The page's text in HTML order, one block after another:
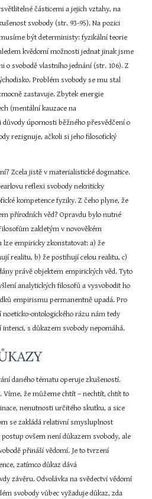
částicemi a jejich vztahy, na
svobody (str. 93-95). Na pozici
být deterministy: fyzikální teorie
kvědomí možnosti jednat jinak jsme
o svobodě vlastního jednání (str. 106). Z
Problém svobody se mu stal
zastavuje. Zbytek energie
(mentální kauzace na
úpornosti běžného přesvědčení o
rezignuje, ačkoli si jeho filosofický
Zcela jistě v materialistické dogmatice.
reflexi svobody nekriticky
kompetence fyziky. Z čeho plyne, že
přírodních věd? Opravdu bylo nutné
zakletým v novověkém
empiricky zkonstatovat: a) že
realitu, b) že postihují celou realitu, c)
právě objektem empirických věd. Tyto
analytických filosofů a vysvobodit ho
empirismu permanentně upadá. Pro
ontologického rázu nám tedy
s důkazem svobody nepomáhá.
daného tématu operuje zkušeností.
Víme, že můžeme chtít – nechtít, chtít to
nenutnosti určitého skutku, a sice
se zakládá relativní smysluplnost
ovšem není důkazem svobody, ale
přináší vědomí. Je to tvrzení
zatímco důkaz dává
závěru. Odvolávka na svědectví vědomí
svobody vůbec vyžaduje důkaz, zda